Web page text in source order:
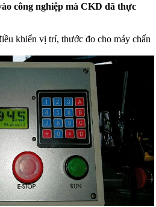
công nghiệp mà CKD đã thực
khiển vị trí, thước đo cho máy chấn